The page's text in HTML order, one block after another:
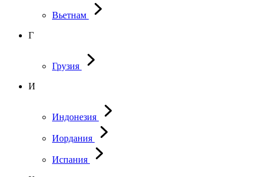
Вьетнам
Г
Грузия
И
Индонезия
Иордания
Испания